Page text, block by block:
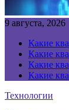
9 августа, 2026
Какие
Какие
Какие
Какие
Технологии